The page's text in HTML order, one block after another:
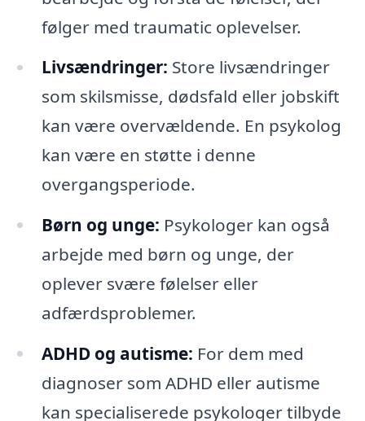
følger med traumatic oplevelser.
Livsændringer: Store livsændringer
som skilsmisse, dødsfald eller jobskift
kan være overvældende. En psykolog
kan være en støtte i denne
overgangsperiode.
Børn og unge: Psykologer kan også
arbejde med børn og unge, der
oplever svære følelser eller
adfærdsproblemer.
ADHD og autisme: For dem med
diagnoser som ADHD eller autisme
kan specialiserede psykologer tilbyde